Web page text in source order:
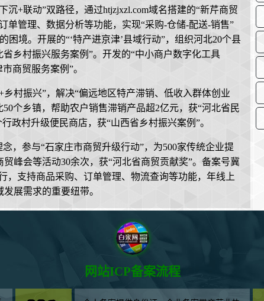
+联动”双路径，通过htjzjxzl.com域名搭建的“新芹商贸
单管理、数据分析等功能，实现“采购-仓储-配送-销售”
困境。开展的“‘特产进京津’县域行动”，组织河北20个县
乡村振兴服务案例”。开发的“中小商户数字化工具
商贸服务案例”。
村振兴”，解决“偏远地区特产滞销、低收入群体创业
个乡镇，帮助农户销售滞销产品超2亿元，获“河北省民
政村升级便民商店，获“山西省乡村振兴案例”。
，参与“石家庄市商贸升级行动”，为500家传统企业提
峰会等活动30余次，获“河北省商贸贡献奖”。备案号冀
，支持商品采购、订单管理、物流查询等功能，年线上
展需求的重要纽带。
网站ICP备案流程